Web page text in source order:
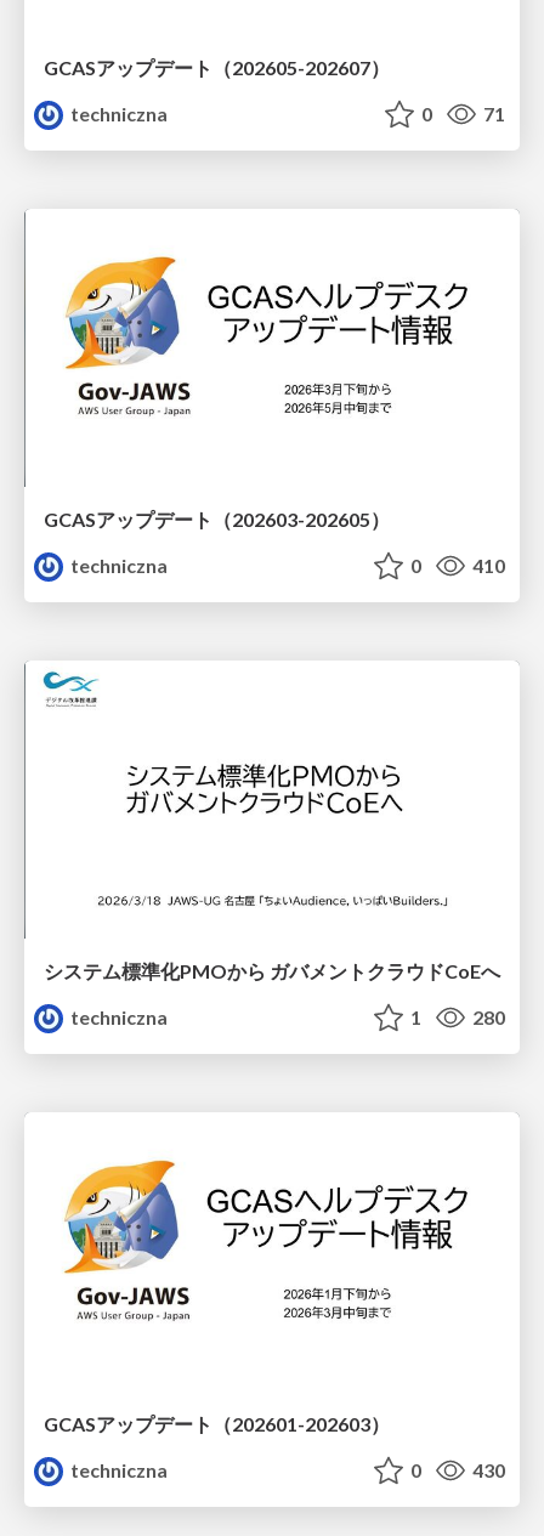
GCASアップデート（202605-202607）
techniczna
0 71
GCASアップデート（202603-202605）
techniczna
0 410
システム標準化PMOから ガバメントクラウドCoEへ
techniczna
1 280
GCASアップデート（202601-202603）
techniczna
0 430